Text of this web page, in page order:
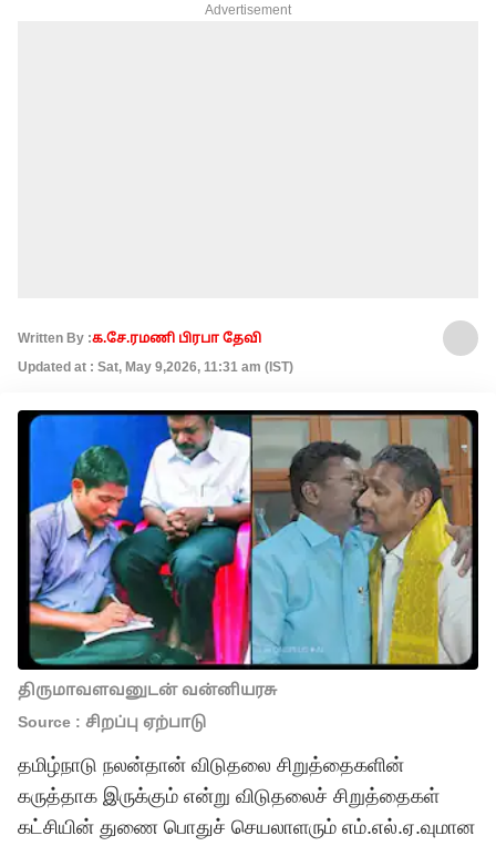
Advertisement
Written By :க.சே.ரமணி பிரபா தேவி
Updated at : Sat, May 9,2026, 11:31 am (IST)
திருமாவளவனுடன் வன்னியரசு
Source : சிறப்பு ஏற்பாடு
தமிழ்நாடு நலன்தான் விடுதலை சிறுத்தைகளின்
கருத்தாக இருக்கும் என்று விடுதலைச் சிறுத்தைகள்
கட்சியின் துணை பொதுச் செயலாளரும் எம்.எல்.ஏ.வுமான